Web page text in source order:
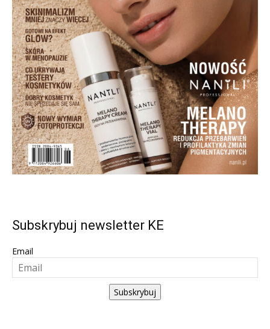
Subskrybuj newsletter KE
Email
Subskrybuj